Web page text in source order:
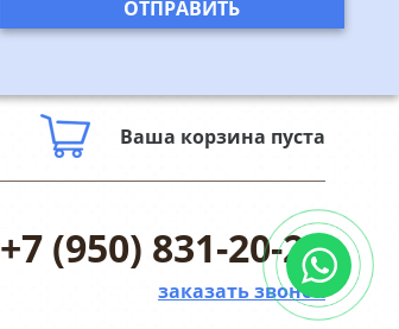
Ваша корзина пуста
+7 (950) 831-20-25
заказать звонок